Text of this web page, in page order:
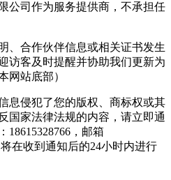
公司作为服务提供商，不承担任
、合作伙伴信息或相关证书发生
访客及时提醒并协助我们更新为
网站底部）
息侵犯了您的版权、商标权或其
国家法律法规的内容，请立即通
18615328766，邮箱
在收到通知后的24小时内进行